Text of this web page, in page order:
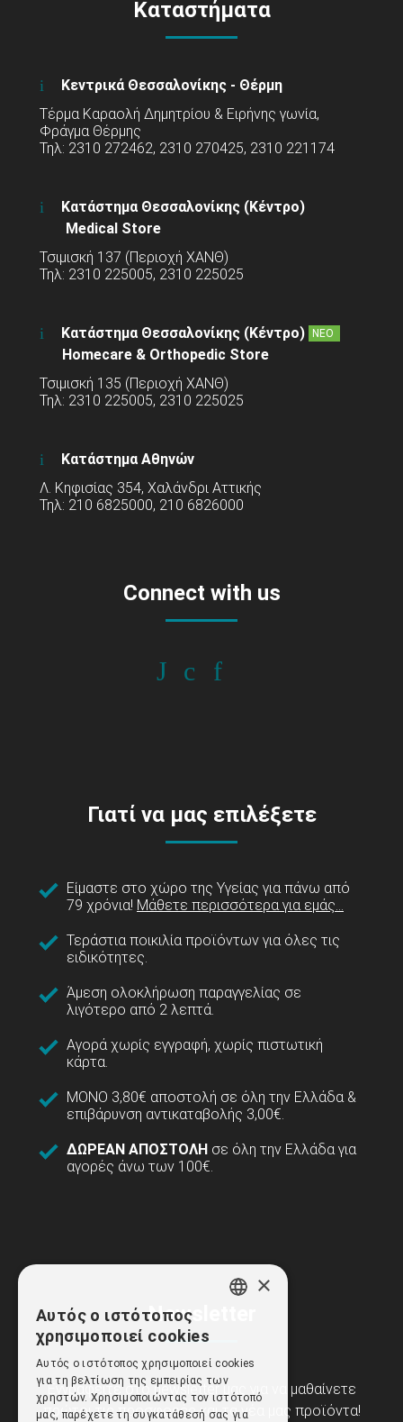
Καταστήματα
Κεντρικά Θεσσαλονίκης - Θέρμη
Τέρμα Καραολή Δημητρίου & Ειρήνης γωνία,
Φράγμα Θέρμης
Τηλ: 2310 272462, 2310 270425, 2310 221174
Κατάστημα Θεσσαλονίκης (Κέντρο)
Medical Store
Τσιμισκή 137 (Περιοχή ΧΑΝΘ)
Τηλ: 2310 225005, 2310 225025
Κατάστημα Θεσσαλονίκης (Κέντρο) ΝΕΟ
Homecare & Orthopedic Store
Τσιμισκή 135 (Περιοχή ΧΑΝΘ)
Τηλ: 2310 225005, 2310 225025
Κατάστημα Αθηνών
Λ. Κηφισίας 354, Χαλάνδρι Αττικής
Τηλ: 210 6825000, 210 6826000
Connect with us
Γιατί να μας επιλέξετε
Είμαστε στο χώρο της Υγείας για πάνω από
79 χρόνια! Μάθετε περισσότερα για εμάς...
Τεράστια ποικιλία προϊόντων για όλες τις
ειδικότητες.
Άμεση ολοκλήρωση παραγγελίας σε
λιγότερο από 2 λεπτά.
Αγορά χωρίς εγγραφή, χωρίς πιστωτική
κάρτα.
ΜΟΝΟ 3,80€ αποστολή σε όλη την Ελλάδα &
επιβάρυνση αντικαταβολής 3,00€.
ΔΩΡΕΑΝ ΑΠΟΣΤΟΛΗ σε όλη την Ελλάδα για
αγορές άνω των 100€.
Newsletter
Εγγραφείτε στο newsletter μας για να μαθαίνετε
πρώτοι τις προσφορές και τα νέα μας προϊόντα!
×
Αυτός ο ιστότοπος
χρησιμοποιεί cookies
Αυτός ο ιστότοπος χρησιμοποιεί cookies
για τη βελτίωση της εμπειρίας των
χρηστών. Χρησιμοποιώντας τον ιστότοπό
μας, παρέχετε τη συγκατάθεσή σας για